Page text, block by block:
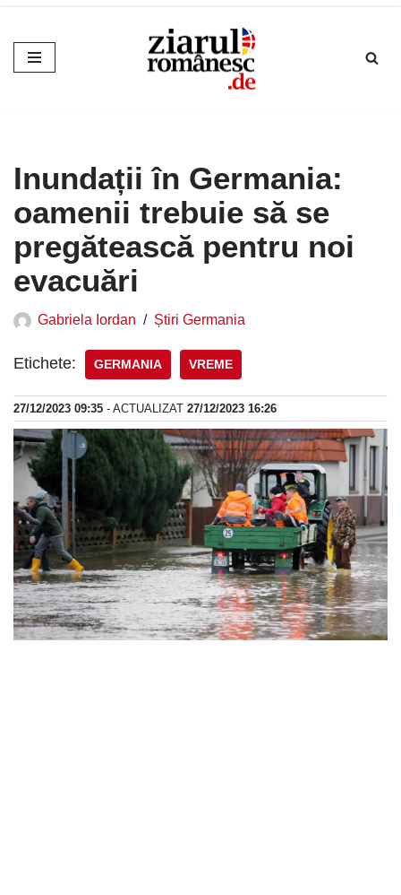
Sari
la
Inundații în Germania:
oamenii trebuie să se
pregătească pentru noi
evacuări
Gabriela Iordan Știri Germania
Etichete: GERMANIA VREME
27/12/2023 09:35 - ACTUALIZAT 27/12/2023 16:26